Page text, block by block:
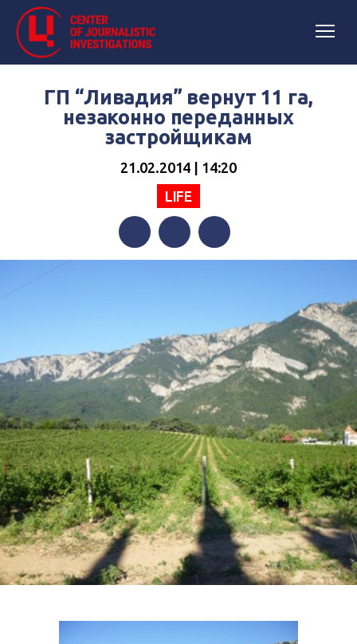
ГП “Ливадия” вернут 11 га,
незаконно переданных
застройщикам
21.02.2014 | 14:20
LIFE
FacebookTwitterTelegram